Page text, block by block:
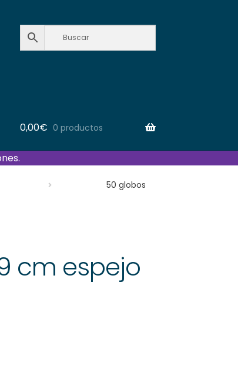
0,00€ 0 productos
50 globos
cm espejo